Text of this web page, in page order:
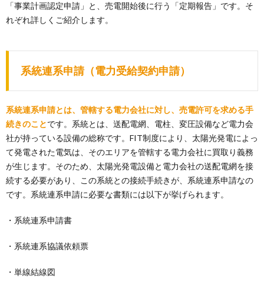
「事業計画認定申請」と、売電開始後に行う「定期報告」です。そ
れぞれ詳しくご紹介します。
系統連系申請（電力受給契約申請）
系統連系申請とは、管轄する電力会社に対し、売電許可を求める手
続きのことです。系統とは、送配電網、電柱、変圧設備など電力会
社が持っている設備の総称です。FIT制度により、太陽光発電によっ
て発電された電気は、そのエリアを管轄する電力会社に買取り義務
が生じます。そのため、太陽光発電設備と電力会社の送配電網を接
続する必要があり、この系統との接続手続きが、系統連系申請なの
です。系統連系申請に必要な書類には以下が挙げられます。
・系統連系申請書
・系統連系協議依頼票
・単線結線図